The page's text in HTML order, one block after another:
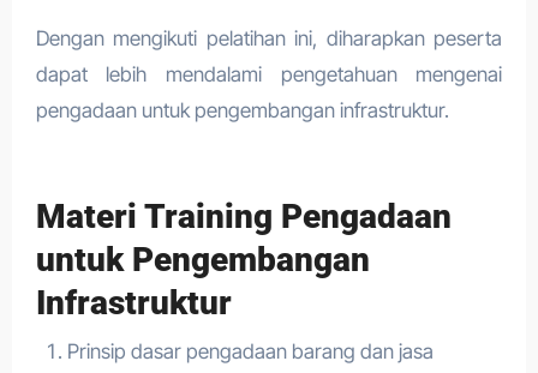
Dengan mengikuti pelatihan ini, diharapkan peserta
dapat lebih mendalami pengetahuan mengenai
pengadaan untuk pengembangan infrastruktur.
Materi Training Pengadaan
untuk Pengembangan
Infrastruktur
Prinsip dasar pengadaan barang dan jasa